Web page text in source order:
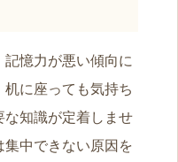
憶力が悪い傾向に
に座っても気持ち
知識が定着しませ
中できない原因を